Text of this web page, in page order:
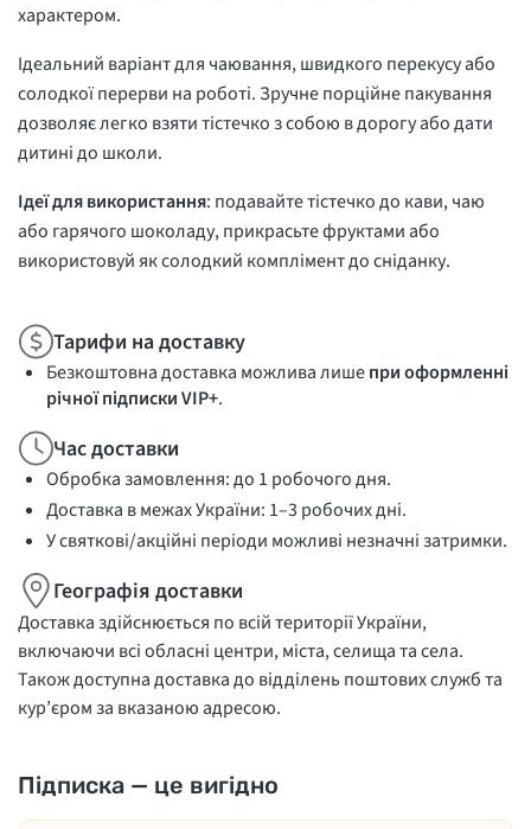
характером.
Ідеальний варіант для чаювання, швидкого перекусу або
солодкої перерви на роботі. Зручне порційне пакування
дозволяє легко взяти тістечко з собою в дорогу або дати
дитині до школи.
Ідеї для використання: подавайте тістечко до кави, чаю
або гарячого шоколаду, прикрасьте фруктами або
використовуй як солодкий комплімент до сніданку.
Тарифи на доставку
Безкоштовна доставка можлива лишепри оформленні
річної підписки VIP+.
Час доставки
Обробка замовлення: до 1 робочого дня.
Доставка в межах України: 1–3 робочих дні.
У святкові/акційні періоди можливі незначні затримки.
Географія доставки
Доставка здійснюється по всій території України,
включаючи всі обласні центри, міста, селища та села.
Також доступна доставка до відділень поштових служб та
кур’єром за вказаною адресою.
Підписка — це вигідно